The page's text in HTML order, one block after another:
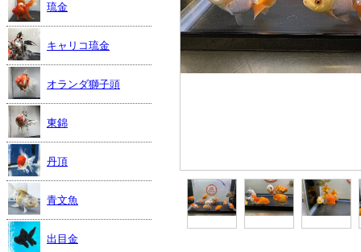
琉金
キャリコ琉金
オランダ獅子頭
東錦
丹頂
青文魚
出目金